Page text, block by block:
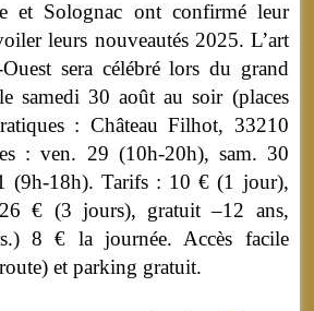
et Solognac ont confirmé leur
leurs nouveautés 2025. L’art
sera célébré lors du grand
samedi 30 août au soir (places
: Château Filhot, 33210
: ven. 29 (10h-20h), sam. 30
(9h-18h). Tarifs : 10 € (1 jour),
€ (3 jours), gratuit –12 ans,
8 € la journée. Accès facile
et parking gratuit.